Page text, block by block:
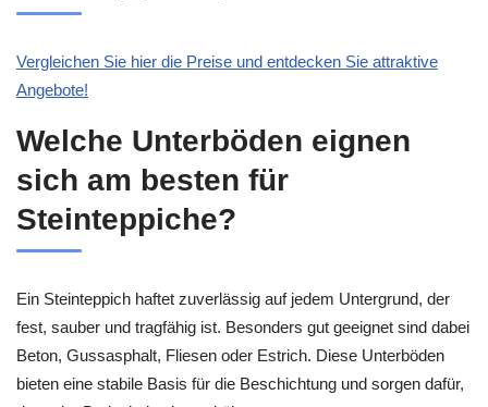
Vergleichen Sie hier die Preise und entdecken Sie attraktive
Angebote!
Welche Unterböden eignen
sich am besten für
Steinteppiche?
Ein Steinteppich haftet zuverlässig auf jedem Untergrund, der
fest, sauber und tragfähig ist. Besonders gut geeignet sind dabei
Beton, Gussasphalt, Fliesen oder Estrich. Diese Unterböden
bieten eine stabile Basis für die Beschichtung und sorgen dafür,